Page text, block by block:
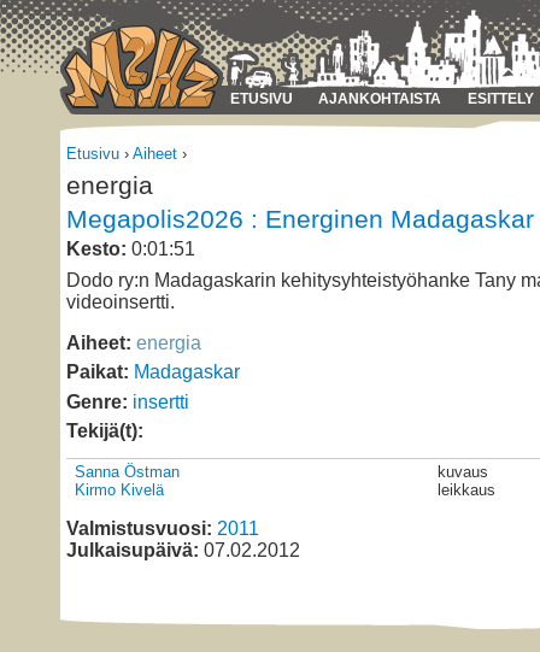
ETUSIVU AJANKOHTAISTA ESITTELY
Etusivu › Aiheet ›
energia
Megapolis2026 : Energinen Madagaskar
Kesto: 0:01:51
Dodo ry:n Madagaskarin kehitysyhteistyöhanke Tany
videoinsertti.
Aiheet: energia
Paikat: Madagaskar
Genre: insertti
Tekijä(t):
Sanna Östman
Kirmo Kivelä
kuvaus
leikkaus
Valmistusvuosi: 2011
Julkaisupäivä: 07.02.2012